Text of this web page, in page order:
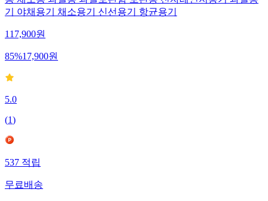
기 야채용기 채소용기 신선용기 항균용기
117,900원
85%17,900원
5.0
(1)
537 적립
무료배송